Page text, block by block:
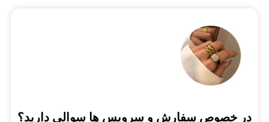
در خصوص سفارش و سرویس ها سوالی دارید؟